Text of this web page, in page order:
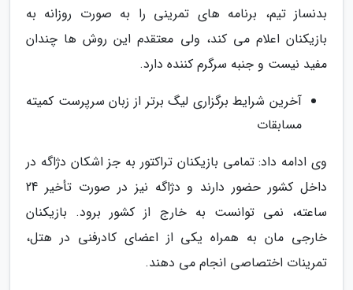
بدنساز تیم، برنامه های تمرینی را به صورت روزانه به
بازیکنان اعلام می کند، ولی معتقدم این روش ها چندان
مفید نیست و جنبه سرگرم کننده دارد.
آخرین شرایط برگزاری لیگ برتر از زبان سرپرست کمیته
مسابقات
وی ادامه داد: تمامی بازیکنان تراکتور به جز اشکان دژاگه در
داخل کشور حضور دارند و دژاگه نیز در صورت تأخیر 24
ساعته، نمی توانست به خارج از کشور برود. بازیکنان
خارجی مان به همراه یکی از اعضای کادرفنی در هتل،
تمرینات اختصاصی انجام می دهند.